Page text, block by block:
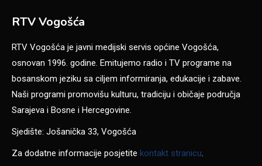
RTV Vogošća
RTV Vogošća je javni medijski servis općine Vogošća,
osnovan 1996. godine. Emitujemo radio i TV programe na
bosanskom jeziku sa ciljem informiranja, edukacije i zabave.
Naši programi promovišu kulturu, tradiciju i običaje područja
Sarajeva i Bosne i Hercegovine.
Sjedište: Jošanička 33, Vogošća
Za dodatne informacije posjetite kontakt stranicu.